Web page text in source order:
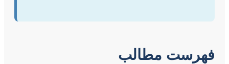
فهرست مطالب